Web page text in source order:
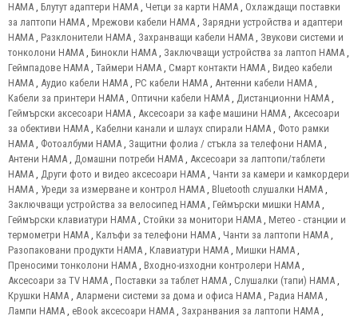
HAMA , Блутут адаптери HAMA , Четци за карти HAMA , Охлаждащи поставки
за лаптопи HAMA , Мрежови кабели HAMA , Зарядни устройства и адаптери
HAMA , Разклонители HAMA , Захранващи кабели HAMA , Звукови системи и
тонколони HAMA , Бинокли HAMA , Заключващи устройства за лаптоп HAMA ,
Геймпадове HAMA , Таймери HAMA , Смарт контакти HAMA , Видео кабели
HAMA , Аудио кабели HAMA , PC кабели HAMA , Антенни кабели HAMA ,
Кабели за принтери HAMA , Оптични кабели HAMA , Дистанционни HAMA ,
Геймърски аксесоари HAMA , Аксесоари за кафе машини HAMA , Аксесоари
за обективи HAMA , Кабелни канали и шлаух спирали HAMA , Фото рамки
HAMA , Фотоалбуми HAMA , Защитни фолиа / стъкла за телефони HAMA ,
Антени HAMA , Домашни потреби HAMA , Аксесоари за лаптопи/таблети
HAMA , Други фото и видео аксесоари HAMA , Чанти за камери и камкордери
HAMA , Уреди за измерване и контрол HAMA , Bluetooth слушалки HAMA ,
Заключващи устройства за велосипед HAMA , Геймърски мишки HAMA ,
Геймърски клавиатури HAMA , Стойки за монитори HAMA , Метео - станции и
термометри HAMA , Калъфи за телефони HAMA , Чанти за лаптопи HAMA ,
Разопаковани продукти HAMA , Клавиатури HAMA , Мишки HAMA ,
Преносими тонколони HAMA , Входно-изходни контролери HAMA ,
Аксесоари за TV HAMA , Поставки за таблет HAMA , Слушалки (тапи) HAMA ,
Крушки HAMA , Алармени системи за дома и офиса HAMA , Радиа HAMA ,
Лампи HAMA , eBook аксесоари HAMA , Захранвания за лаптопи HAMA ,